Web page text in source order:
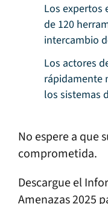
Los expertos
de 120
intercambio
Los actores
rápidamente
los sistemas
No espere a que
comprometida.
Descargue el
Amenazas 2025